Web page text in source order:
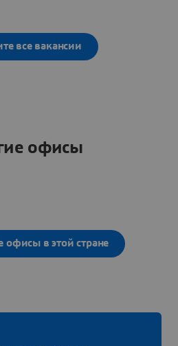
все вакансии
офисы
офисы в этой стране